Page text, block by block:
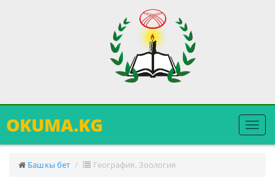
OKUMA.KG
Башкы бет География, Зоология